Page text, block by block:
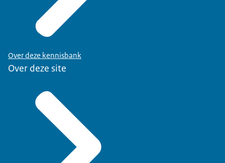
Over deze kennisbank
Over deze site